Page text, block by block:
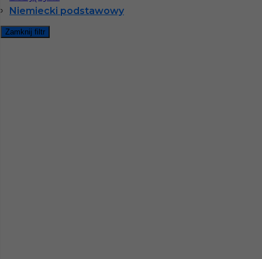
Niemiecki podstawowy
Zamknij filtr